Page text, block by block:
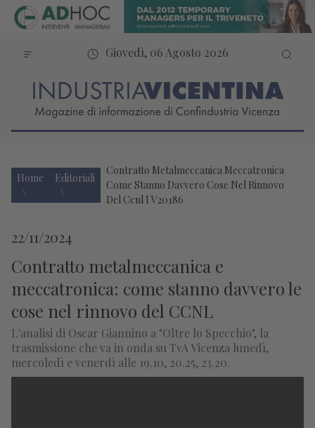
Giovedì, 06 Agosto 2026
Home Editoriali
Contratto Metalmeccanica Meccatronica
Come Stanno Davvero Cose Nel Rinnovo
Del Ccnl I V20186
22/11/2024
Contratto metalmeccanica e
meccatronica: come stanno davvero le
cose nel rinnovo del CCNL
L'analisi di Oscar Giannino a "Oltre lo Specchio", la
trasmissione che va in onda su TvA Vicenza lunedì,
mercoledì e venerdì alle 19.10, 20.25, 23.20.